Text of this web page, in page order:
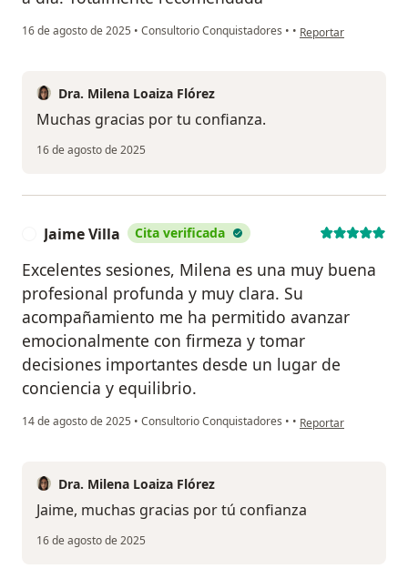
16 de agosto de 2025 • Consultorio Conquistadores • • en opinión del
Reportar
Dra. Milena Loaiza Flórez
Muchas gracias por tu confianza.
16 de agosto de 2025
Jaime Villa Cita verificada
Excelentes sesiones, Milena es una muy buena
profesional profunda y muy clara. Su
acompañamiento me ha permitido avanzar
emocionalmente con firmeza y tomar
decisiones importantes desde un lugar de
conciencia y equilibrio.
14 de agosto de 2025 • Consultorio Conquistadores • • en opinión del
Reportar
Dra. Milena Loaiza Flórez
Jaime, muchas gracias por tú confianza
16 de agosto de 2025